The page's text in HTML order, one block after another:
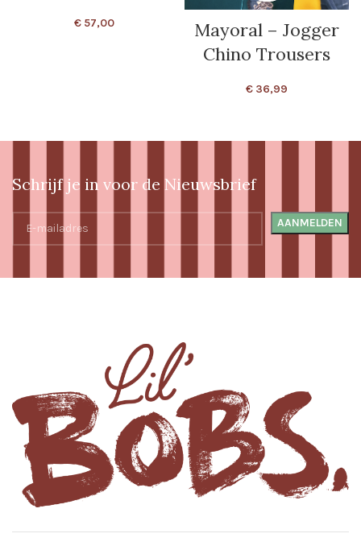
€ 57,00
Mayoral – Jogger
Chino Trousers
€ 36,99
Schrijf je in voor de Nieuwsbrief